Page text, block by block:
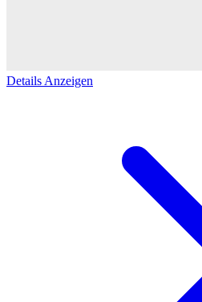
Details Anzeigen